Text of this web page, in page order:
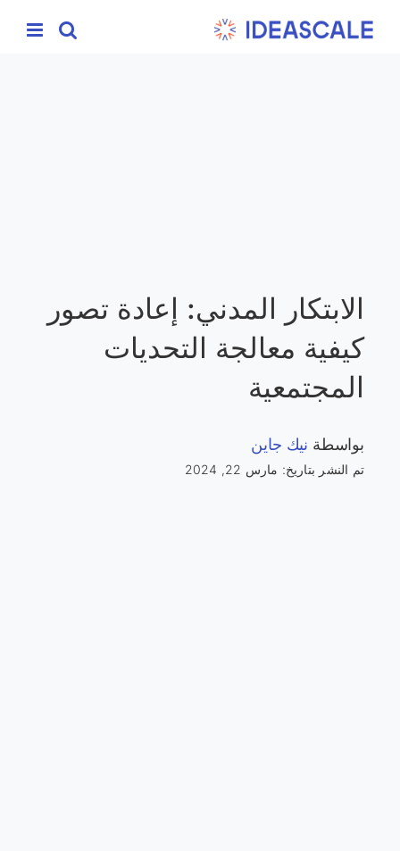
الابتكار المدني: إعادة تصور
كيفية معالجة التحديات
المجتمعية
بواسطة نيك جاين
تم النشر بتاريخ: مارس 22, 2024